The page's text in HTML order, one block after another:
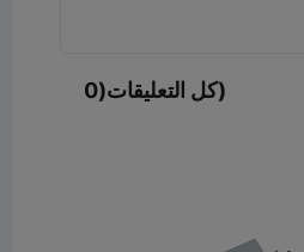
كل التعليقات(0)